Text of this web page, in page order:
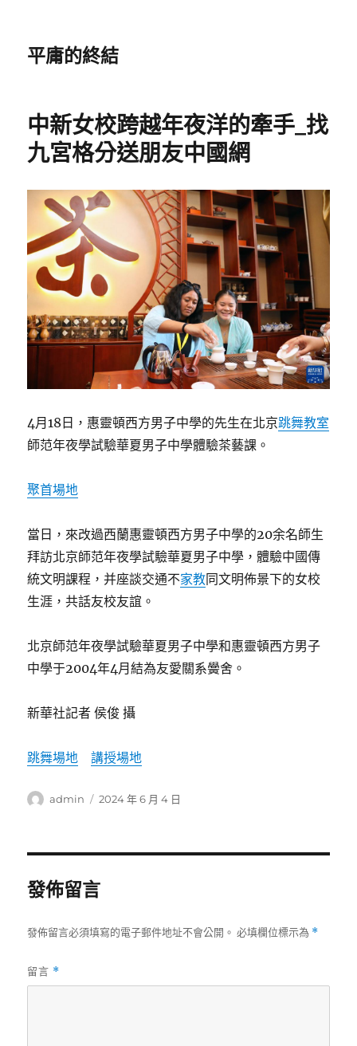
平庸的終結
中新女校跨越年夜洋的牽手_找
九宮格分送朋友中國網
4月18日，惠靈頓西方男子中學的先生在北京跳舞教室
師范年夜學試驗華夏男子中學體驗茶藝課。
聚首場地
當日，來改過西蘭惠靈頓西方男子中學的20余名師生
拜訪北京師范年夜學試驗華夏男子中學，體驗中國傳
統文明課程，并座談交通不家教同文明佈景下的女校
生涯，共話友校友誼。
北京師范年夜學試驗華夏男子中學和惠靈頓西方男子
中學于2004年4月結為友愛關系黌舍。
新華社記者 侯俊 攝
跳舞場地 講授場地
作
admin
發
2024 年 6 月 4 日
發佈留言
發佈留言必須填寫的電子郵件地址不會公開。 必填欄位標示為 *
留言 *